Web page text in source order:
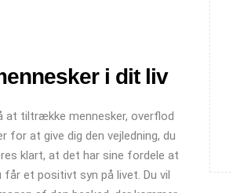
i dit liv
at tiltrække mennesker, overflod
for at give dig den vejledning, du
klart, at det har sine fordele at
et positivt syn på livet. Du vil